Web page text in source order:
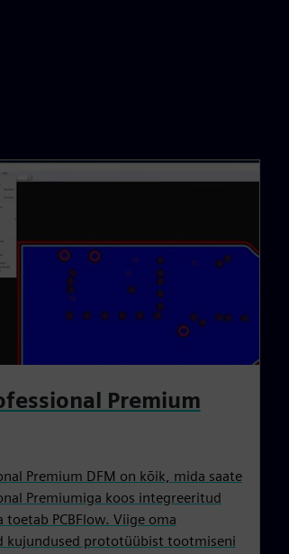
Premium
Premium DFM on kõik, mida saate
Premiumiga koos integreeritud
toetab PCBFlow. Viige oma
kujundused prototüübist tootmiseni